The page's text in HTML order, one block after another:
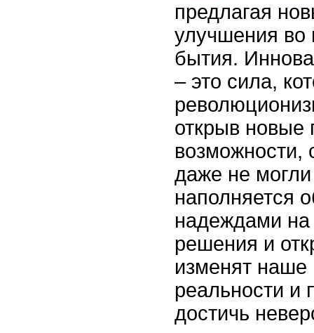
предлагая
улучшения во
бытия.
– это сила,
открыв новые
возможности,
даже не
наполняется
надеждами на
решения и
изменят
реальности и
достичь